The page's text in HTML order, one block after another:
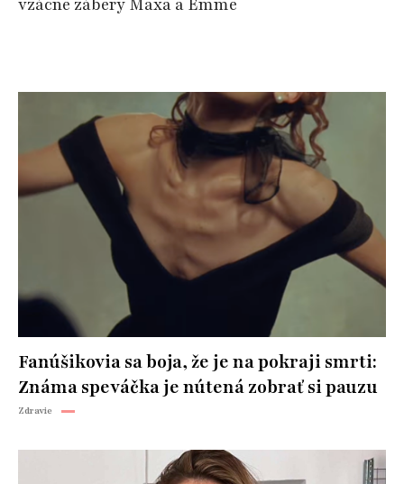
vzácne zábery Maxa a Emme
Fanúšikovia sa boja, že je na pokraji smrti:
Známa speváčka je nútená zobrať si pauzu
Zdravie